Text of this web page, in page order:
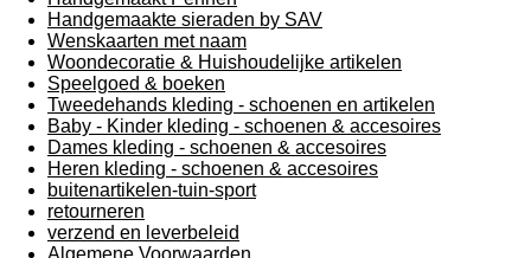
Handgemaakte sieraden by SAV
Wenskaarten met naam
Woondecoratie & Huishoudelijke artikelen
Speelgoed & boeken
Tweedehands kleding - schoenen en artikelen
Baby - Kinder kleding - schoenen & accesoires
Dames kleding - schoenen & accesoires
Heren kleding - schoenen & accesoires
buitenartikelen-tuin-sport
retourneren
verzend en leverbeleid
Algemene Voorwaarden